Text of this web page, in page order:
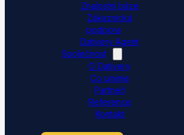
Znalostní báze
Zákaznická
podpora
Dativery Agent
Společnost
O Dativery
Co umíme
Partneři
Reference
Kontakt